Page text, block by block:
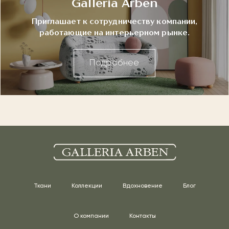
Galleria Arben
Приглашает к сотрудничеству компании,
работающие на интерьерном рынке.
Подробнее
Ткани Коллекции Вдохновение Блог
О компании Контакты